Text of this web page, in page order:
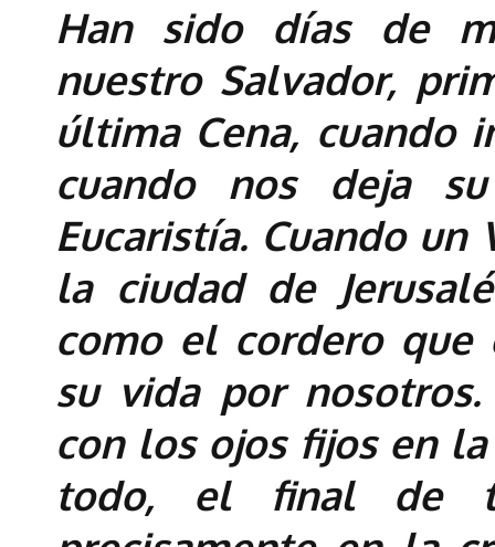
Han sido días de
nuestro Salvador,
última Cena, cuando
cuando nos deja
Eucaristía. Cuando un
la ciudad de
como el cordero
su vida por
con los ojos fijos en
todo, el final de